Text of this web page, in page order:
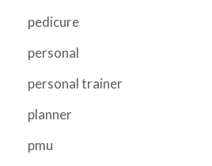
pedicure
personal
personal trainer
planner
pmu